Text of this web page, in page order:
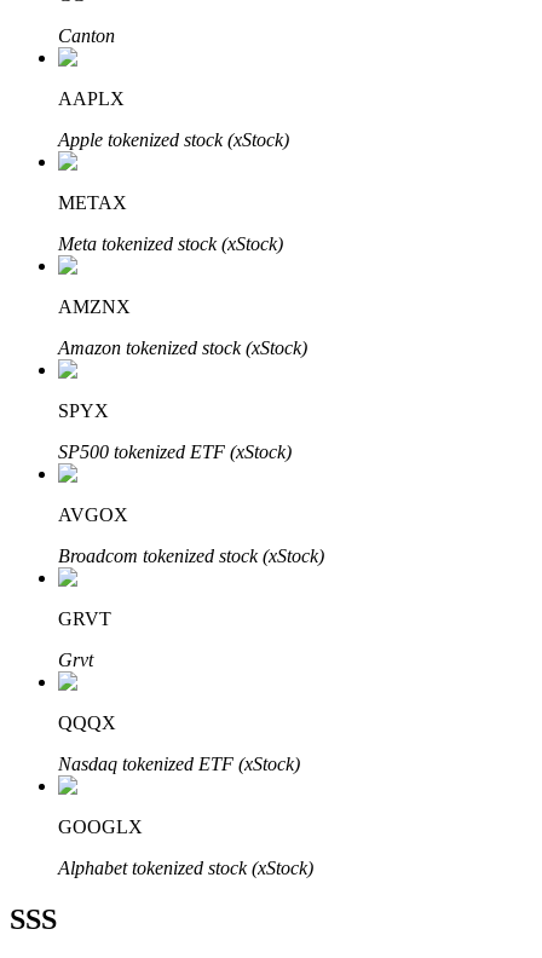
Otomatik Yatırım
Uzun vadeli kâr ve esnek çıkarlar elde edin
Bitrue
Bitrue Ortakları
Canton
AAPLX
Apple tokenized stock (xStock)
METAX
Meta tokenized stock (xStock)
AMZNX
Amazon tokenized stock (xStock)
SPYX
SP500 tokenized ETF (xStock)
AVGOX
Broadcom tokenized stock (xStock)
GRVT
Grvt
QQQX
Nasdaq tokenized ETF (xStock)
GOOGLX
Alphabet tokenized stock (xStock)
SSS